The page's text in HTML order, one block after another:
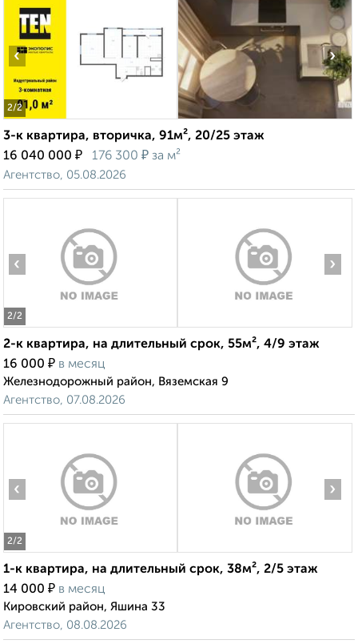
2/2
‹ ›
3-к квартира, вторичка, 91м², 20/25 этаж
16 040 000 ₽ 176 300 ₽ за м²
Агентство, 05.08.2026
2/2
‹ ›
2-к квартира, на длительный срок, 55м², 4/9 этаж
16 000 ₽ в месяц
Железнодорожный район, Вяземская 9
Агентство, 07.08.2026
2/2
‹ ›
1-к квартира, на длительный срок, 38м², 2/5 этаж
14 000 ₽ в месяц
Кировский район, Яшина 33
Агентство, 08.08.2026